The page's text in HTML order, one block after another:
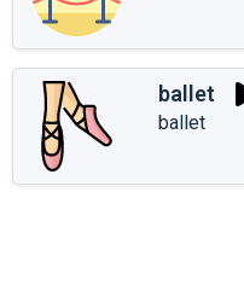
ballet
ballet